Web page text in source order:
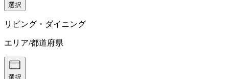
選択
リビング・ダイニング
エリア/都道府県
選択